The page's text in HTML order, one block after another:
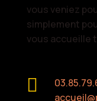
vous veniez
simplement
vous accueille
